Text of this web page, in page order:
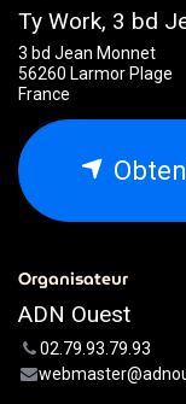
Ty Work, 3 bd
3 bd Jean Monnet
56260 Larmor Plage
France
Organisateur
ADN Ouest
02.79.93.79.93